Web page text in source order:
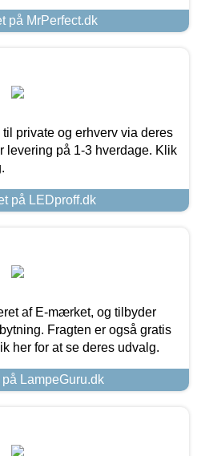
på MrPerfect.dk
private og erhverv via deres
levering på 1-3 hverdage. Klik
på LEDproff.dk
af E-mærket, og tilbyder
Fragten er også gratis
her for at se deres udvalg.
LampeGuru.dk